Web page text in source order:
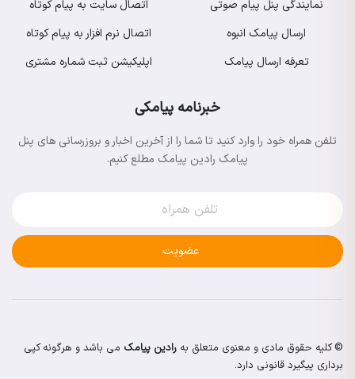
نمایندگی پنل پیام صوتی
ارسال پیامک انبوه
تعرفه ارسال پیامک
اتصال سایت به پیام کوتاه
اتصال نرم افزار به پیام کوتاه
اپلیکیشن ثبت شماره مشتری
خبرنامه پیامکی
تلفن همراه خود را وارد کنید تا شما را از آخرین اخبار و بروزرسانی های پنل
پیامک رادین پیامک مطلع کنیم.
عضویت
© کلیه حقوق مادی و معنوی متعلق به رادین پیامک می باشد و هرگونه کپی
برداری پیگیرد قانونی دارد.